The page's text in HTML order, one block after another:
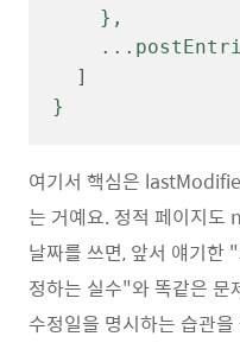
}
여기서 핵심은
는 거예요. 정적 페이지도
날짜를 쓰면, 앞서 얘기한
정하는 실수"와 똑같은 문
수정일을 명시하는 습관